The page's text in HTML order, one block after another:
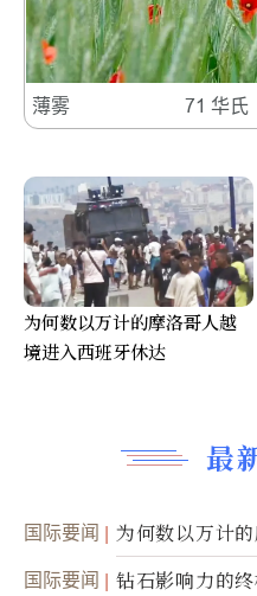
薄雾 71 华氏
最
国际要闻
为何数以万计
达
国际要闻 钻石影响力的
为何数以万计的摩洛哥人越
境进入西班牙休达